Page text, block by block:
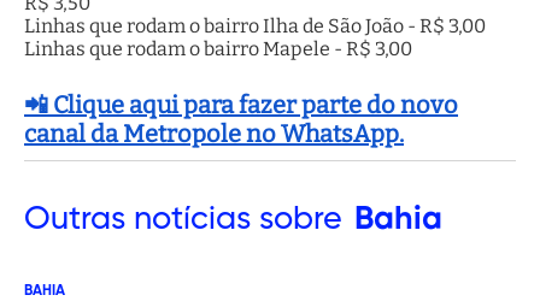
Linhas que rodam o bairro Ilha de São João - R$ 3,00
Linhas que rodam o bairro Mapele - R$ 3,00
📲 Clique aqui para fazer parte do novo
canal da Metropole no WhatsApp.
Outras notícias sobre Bahia
BAHIA